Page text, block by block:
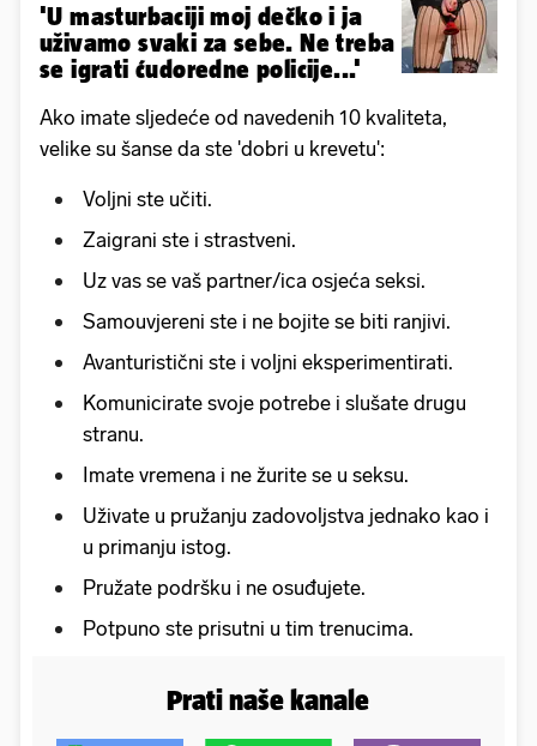
'U masturbaciji moj dečko i ja
uživamo svaki za sebe. Ne treba
se igrati ćudoredne policije...'
Ako imate sljedeće od navedenih 10 kvaliteta,
velike su šanse da ste 'dobri u krevetu':
Voljni ste učiti.
Zaigrani ste i strastveni.
Uz vas se vaš partner/ica osjeća seksi.
Samouvjereni ste i ne bojite se biti ranjivi.
Avanturistični ste i voljni eksperimentirati.
Komunicirate svoje potrebe i slušate drugu
stranu.
Imate vremena i ne žurite se u seksu.
Uživate u pružanju zadovoljstva jednako kao i
u primanju istog.
Pružate podršku i ne osuđujete.
Potpuno ste prisutni u tim trenucima.
Prati naše kanale